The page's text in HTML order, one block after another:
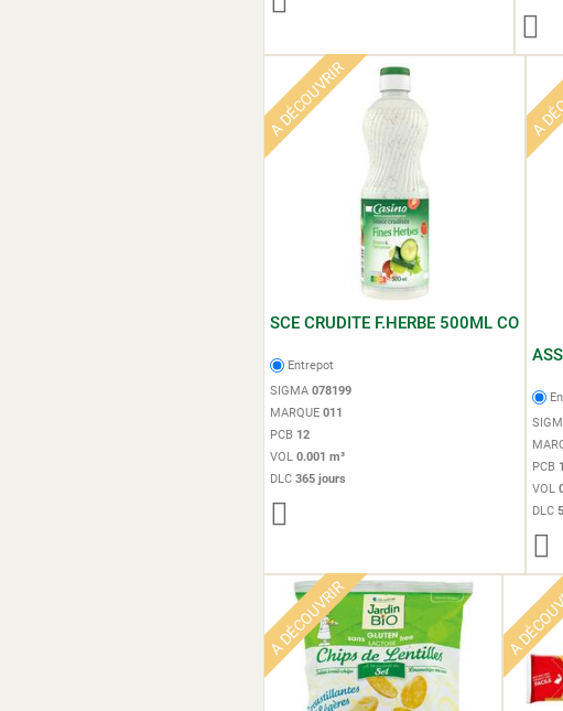
A DÉCOUVRIR
SCE CRUDITE F.HERBE 500ML CO
Entrepot
SIGMA 078199
MARQUE 011
PCB 12
VOL 0.001 m³
DLC 365 jours
A
PCB
VOL
DLC
A DÉCOUVRIR A